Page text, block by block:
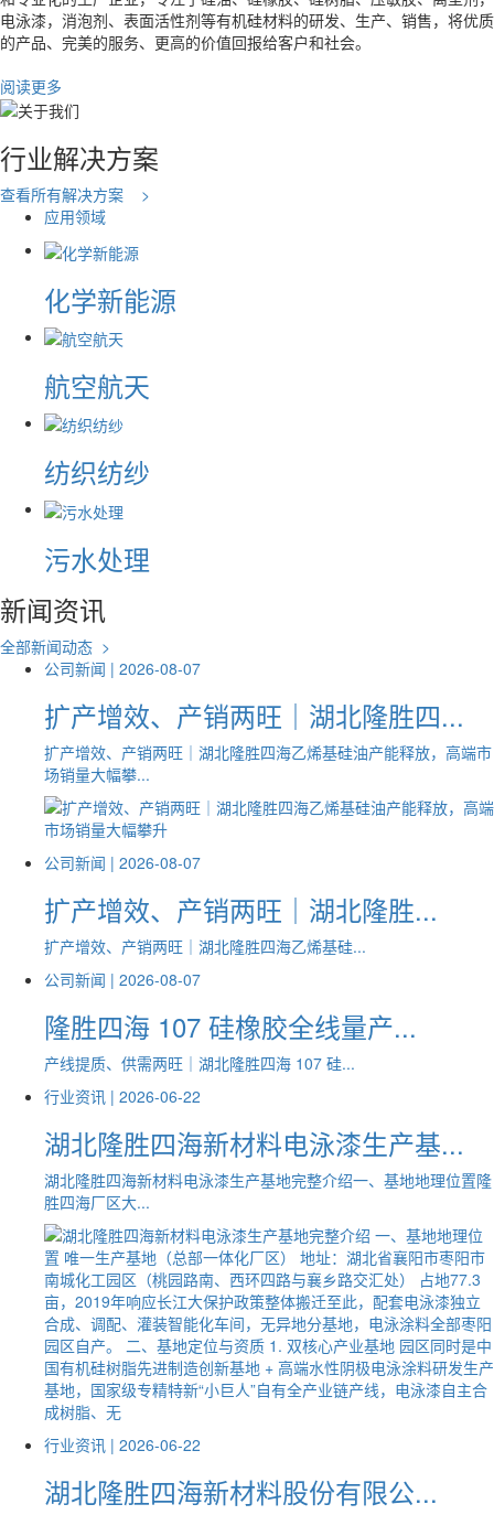
电泳漆，消泡剂、表面活性剂等有机硅材料的研发、生产、销售，将优质
的产品、完美的服务、更高的价值回报给客户和社会。
阅读更多
行业解决方案
查看所有解决方案 >
应用领域
化学新能源
航空航天
纺织纺纱
污水处理
新闻资讯
全部新闻动态 >
公司新闻 | 2026-08-07
扩产增效、产销两旺｜湖北隆胜四...
扩产增效、产销两旺｜湖北隆胜四海乙烯基硅油产能释放，高端市
场销量大幅攀...
公司新闻 | 2026-08-07
扩产增效、产销两旺｜湖北隆胜...
扩产增效、产销两旺｜湖北隆胜四海乙烯基硅...
公司新闻 | 2026-08-07
隆胜四海 107 硅橡胶全线量产...
产线提质、供需两旺｜湖北隆胜四海 107 硅...
行业资讯 | 2026-06-22
湖北隆胜四海新材料电泳漆生产基...
湖北隆胜四海新材料电泳漆生产基地完整介绍一、基地地理位置隆
胜四海厂区大...
行业资讯 | 2026-06-22
湖北隆胜四海新材料股份有限公...